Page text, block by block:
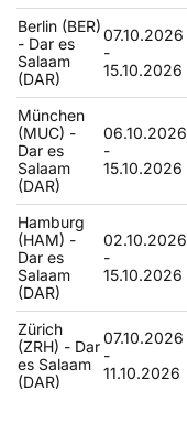
Berlin (BER)
- Dar es
Salaam
(DAR)
07.10.2026
-
15.10.2026
München
(MUC) -
Dar es
Salaam
(DAR)
06.10.2026
-
15.10.2026
Hamburg
(HAM) -
Dar es
Salaam
(DAR)
02.10.2026
-
15.10.2026
Zürich
(ZRH) - Dar
es Salaam
(DAR)
07.10.2026
-
11.10.2026